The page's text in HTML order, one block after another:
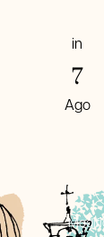
in
7
Ago